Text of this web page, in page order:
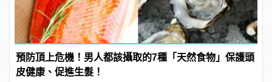
預防頂上危機！男人都該攝取的7種「天然食物」保護頭
皮健康、促進生髮！